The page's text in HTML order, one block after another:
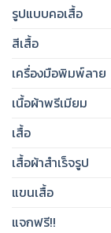
รูปแบบคอเสื้อ
สีเสื้อ
เครื่องมือพิมพ์ลาย
เนื้อผ้าพรีเมียม
เสื้อ
เสื้อผ้าสำเร็จรูป
แขนเสื้อ
แจกฟรี!!